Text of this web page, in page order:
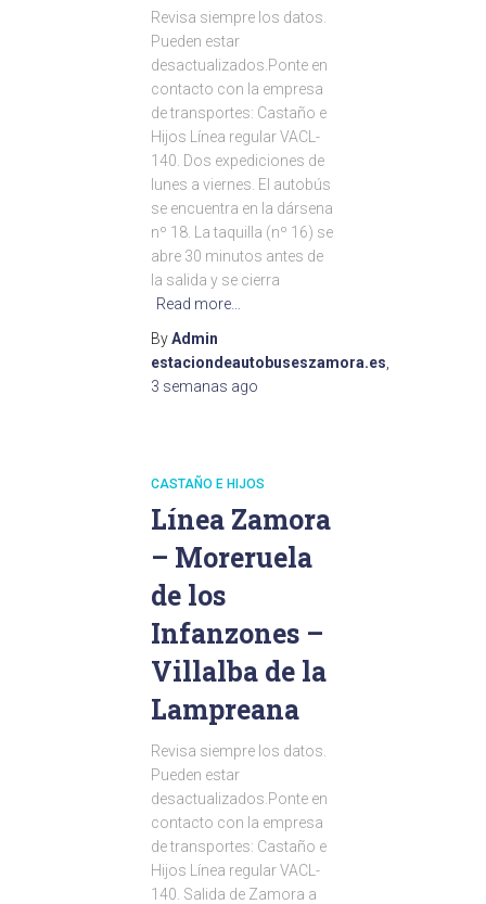
Revisa siempre los datos.
Pueden estar
desactualizados.Ponte en
contacto con la empresa
de transportes: Castaño e
Hijos Línea regular VACL-
140. Dos expediciones de
lunes a viernes. El autobús
se encuentra en la dársena
nº 18. La taquilla (nº 16) se
abre 30 minutos antes de
la salida y se cierra
Read more…
ByAdmin
estaciondeautobuseszamora.es
3 semanas ago
CASTAÑO E HIJOS
Línea Zamora
– Moreruela
de los
Infanzones –
Villalba de la
Lampreana
Revisa siempre los datos.
Pueden estar
desactualizados.Ponte en
contacto con la empresa
de transportes: Castaño e
Hijos Línea regular VACL-
140. Salida de Zamora a